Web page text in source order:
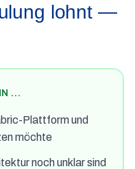
lohnt —
…
Plattform und
möchte
noch unklar sind